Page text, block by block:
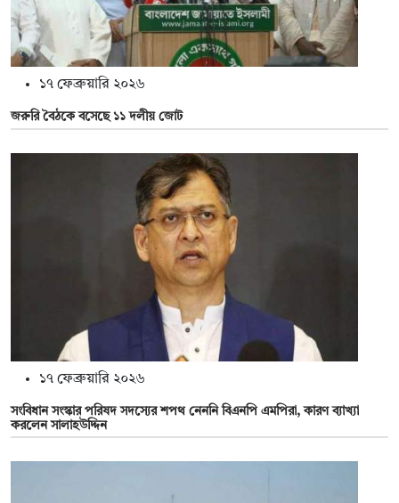
১৭ ফেব্রুয়ারি ২০২৬
জরুরি বৈঠকে বসেছে ১১ দলীয় জোট
১৭ ফেব্রুয়ারি ২০২৬
সংবিধান সংস্কার পরিষদ সদস্যের শপথ নেননি বিএনপি এমপিরা, কারণ ব্যাখ্যা
করলেন সালাহউদ্দিন